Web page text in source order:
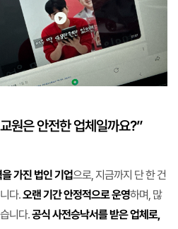
원은 안전한 업체일까요?”
가진 법인 기업으로, 지금까지 단 한 건
다.오랜 기간 안정적으로 운영하며, 많
니다.공식 사전승낙서를 받은 업체로,